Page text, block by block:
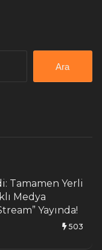
Ara
Tamamen Yerli
Medya
Yayında!
503